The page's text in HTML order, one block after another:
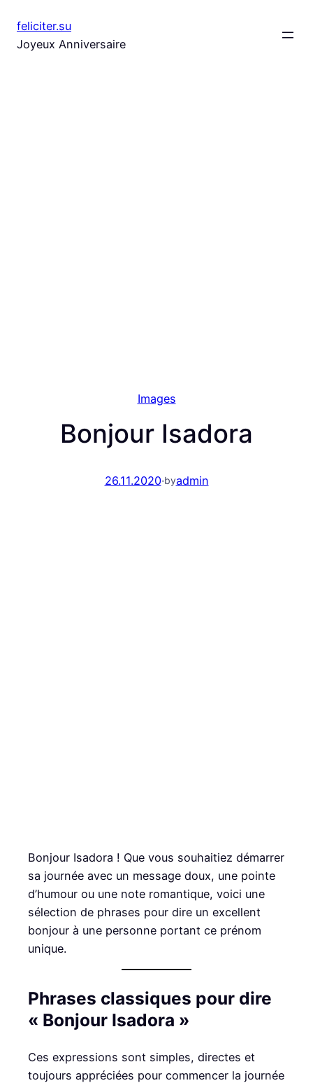
au
contenu
feliciter.su
Joyeux Anniversaire
Images
Bonjour Isadora
26.11.2020·byadmin
Bonjour Isadora ! Que vous souhaitiez démarrer
sa journée avec un message doux, une pointe
d’humour ou une note romantique, voici une
sélection de phrases pour dire un excellent
bonjour à une personne portant ce prénom
unique.
Phrases classiques pour dire
« Bonjour Isadora »
Ces expressions sont simples, directes et
toujours appréciées pour commencer la journée